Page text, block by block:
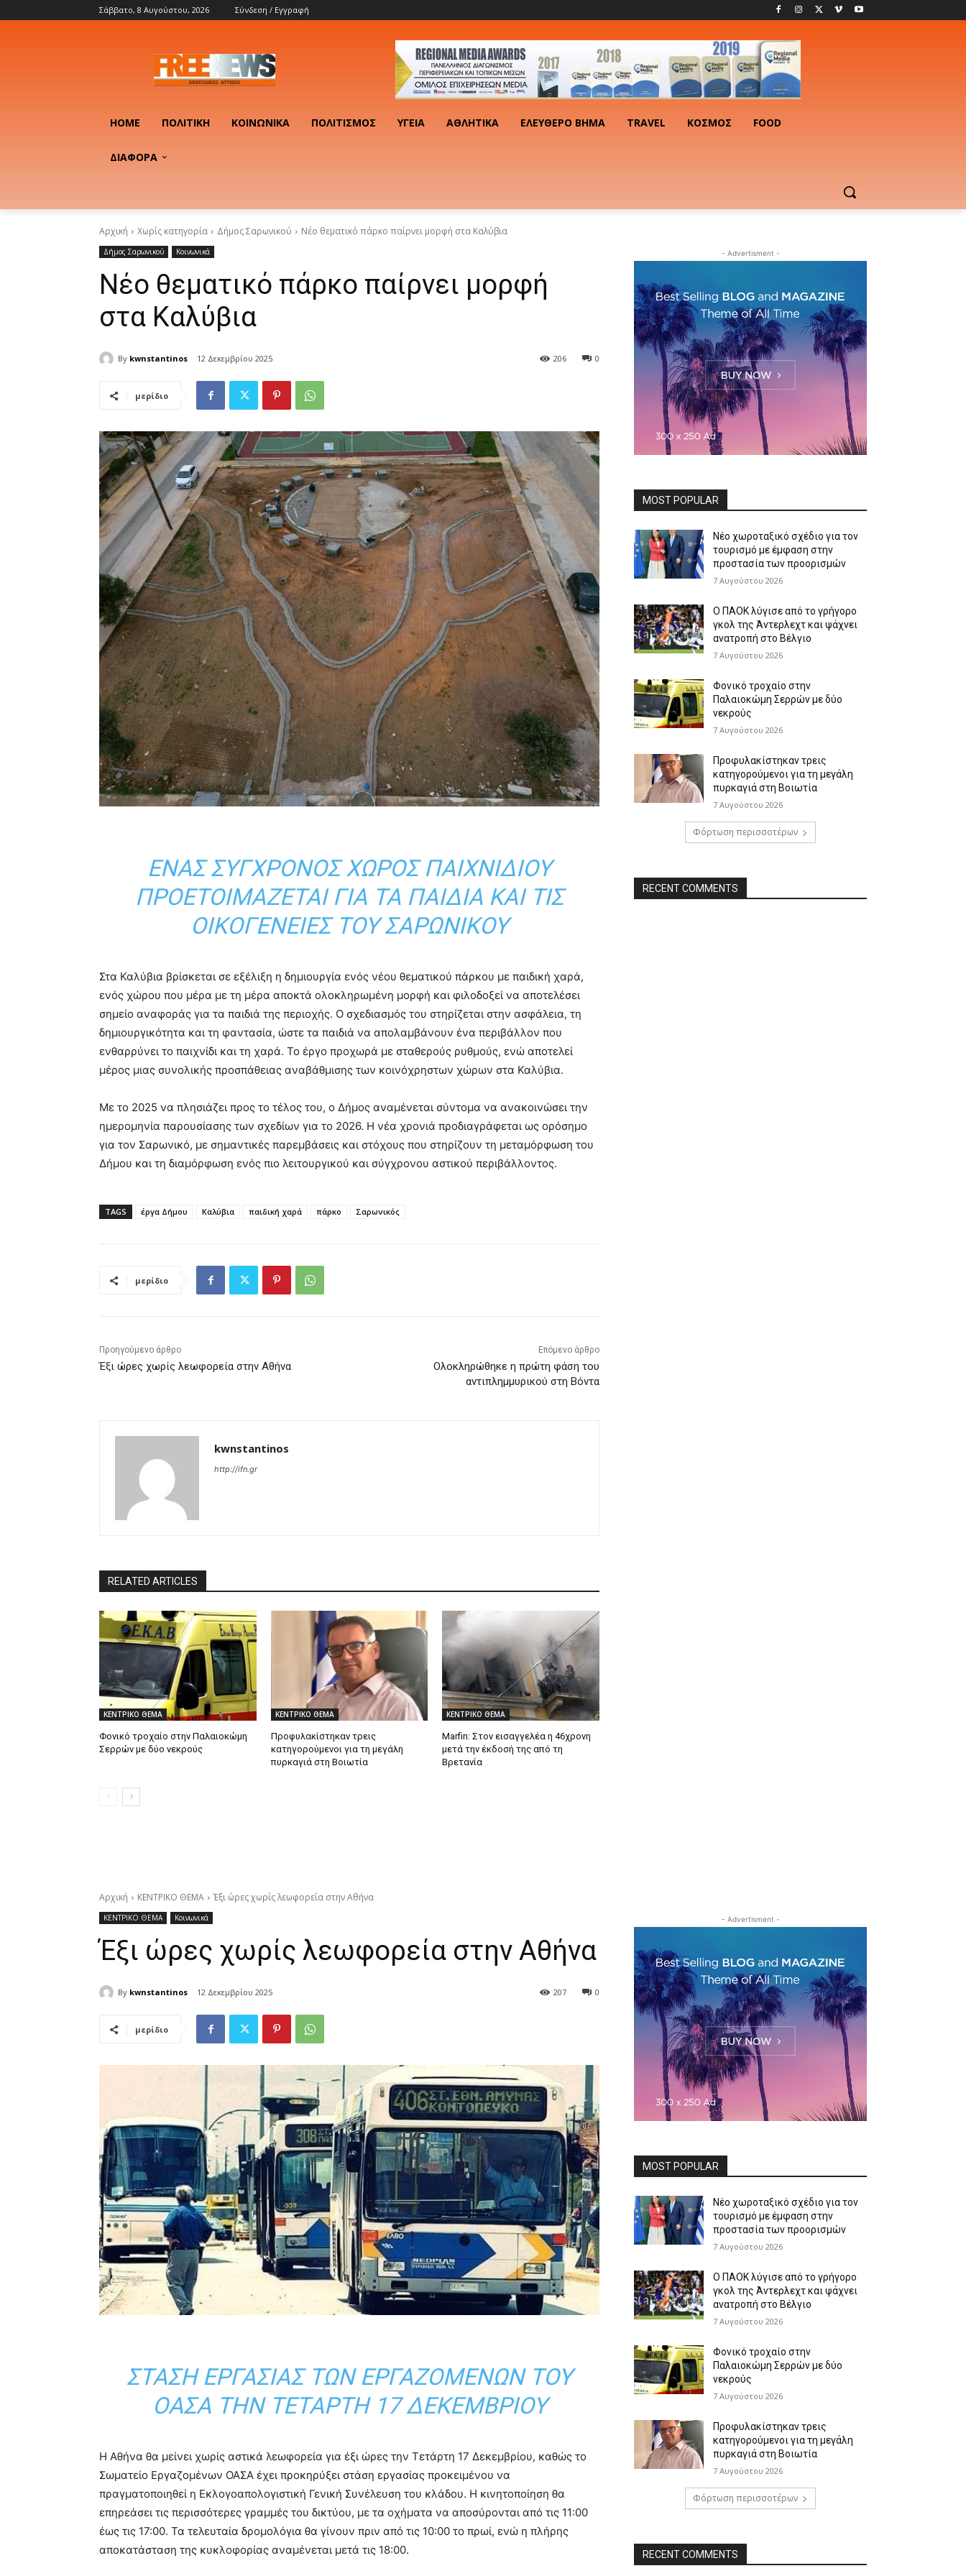
Σάββατο, 8 Αυγούστου, 2026 Σύνδεση / Εγγραφή
HOME ΠΟΛΙΤΙΚΉ ΚΟΙΝΩΝΙΚΆ ΠΟΛΙΤΙΣΜΌΣ ΥΓΕΊΑ ΑΘΛΗΤΙΚΆ ΕΛΕΎΘΕΡΟ ΒΉΜΑ TRAVEL ΚΟΣΜΟΣ FOOD
ΔΙΑΦΟΡΑ
Αρχική Χωρίς κατηγορία Δήμος Σαρωνικού Νέο θεματικό πάρκο παίρνει μορφή στα Καλύβια
Δήμος Σαρωνικού Κοινωνικά
Νέο θεματικό πάρκο παίρνει μορφή
στα Καλύβια
By kwnstantinos 12 Δεκεμβρίου 2025 0
206
μερίδιο
ΈΝΑΣ ΣΎΓΧΡΟΝΟΣ ΧΏΡΟΣ ΠΑΙΧΝΙΔΙΟΎ
ΠΡΟΕΤΟΙΜΆΖΕΤΑΙ ΓΙΑ ΤΑ ΠΑΙΔΙΆ ΚΑΙ ΤΙΣ
ΟΙΚΟΓΈΝΕΙΕΣ ΤΟΥ ΣΑΡΩΝΙΚΟΎ
Στα Καλύβια βρίσκεται σε εξέλιξη η δημιουργία ενός νέου θεματικού πάρκου με παιδική χαρά,
ενός χώρου που μέρα με τη μέρα αποκτά ολοκληρωμένη μορφή και φιλοδοξεί να αποτελέσει
σημείο αναφοράς για τα παιδιά της περιοχής. Ο σχεδιασμός του στηρίζεται στην ασφάλεια, τη
δημιουργικότητα και τη φαντασία, ώστε τα παιδιά να απολαμβάνουν ένα περιβάλλον που
ενθαρρύνει το παιχνίδι και τη χαρά. Το έργο προχωρά με σταθερούς ρυθμούς, ενώ αποτελεί
μέρος μιας συνολικής προσπάθειας αναβάθμισης των κοινόχρηστων χώρων στα Καλύβια.
Με το 2025 να πλησιάζει προς το τέλος του, ο Δήμος αναμένεται σύντομα να ανακοινώσει την
ημερομηνία παρουσίασης των σχεδίων για το 2026. Η νέα χρονιά προδιαγράφεται ως ορόσημο
για τον Σαρωνικό, με σημαντικές παρεμβάσεις και στόχους που στηρίζουν τη μεταμόρφωση του
Δήμου και τη διαμόρφωση ενός πιο λειτουργικού και σύγχρονου αστικού περιβάλλοντος.
TAGS έργα Δήμου Καλύβια παιδική χαρά πάρκο Σαρωνικός
μερίδιο
Προηγούμενο άρθρο
Έξι ώρες χωρίς λεωφορεία στην Αθήνα
Επόμενο άρθρο
Ολοκληρώθηκε η πρώτη φάση του
αντιπλημμυρικού στη Βόντα
kwnstantinos
http://ifn.gr
RELATED ARTICLES
ΚΕΝΤΡΙΚΟ ΘΕΜΑ
Φονικό τροχαίο στην Παλαιοκώμη
Σερρών με δύο νεκρούς
ΚΕΝΤΡΙΚΟ ΘΕΜΑ
Προφυλακίστηκαν τρεις
κατηγορούμενοι για τη μεγάλη
πυρκαγιά στη Βοιωτία
ΚΕΝΤΡΙΚΟ ΘΕΜΑ
Marfin: Στον εισαγγελέα η 46χρονη
μετά την έκδοσή της από τη
Βρετανία
- Advertisment -
MOST POPULAR
Νέο χωροταξικό σχέδιο για τον
τουρισμό με έμφαση στην
προστασία των προορισμών
7 Αυγούστου 2026
Ο ΠΑΟΚ λύγισε από το γρήγορο
γκολ της Άντερλεχτ και ψάχνει
ανατροπή στο Βέλγιο
7 Αυγούστου 2026
Φονικό τροχαίο στην
Παλαιοκώμη Σερρών με δύο
νεκρούς
7 Αυγούστου 2026
Προφυλακίστηκαν τρεις
κατηγορούμενοι για τη μεγάλη
πυρκαγιά στη Βοιωτία
7 Αυγούστου 2026
Φόρτωση περισσοτέρων
RECENT COMMENTS